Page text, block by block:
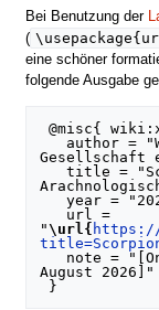
Bei Benutzung der
(
eine schöner
folgende Ausgabe
@misc{ wiki:xxx,
Gesellschaft
   title = "Scorpiones --- Wiki der
   year = "2023",
"\url{ https://
August 2026]"